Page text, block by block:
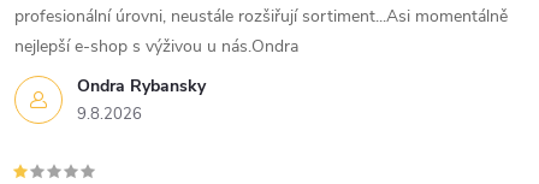
Ondra Rybansky
9.8.2026
profesionální úrovni, neustále rozšiřují sortiment...Asi momentálně
nejlepší e-shop s výživou u nás.Ondra